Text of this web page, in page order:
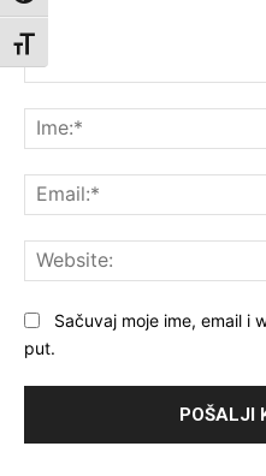
Toggle Font size
Sačuvaj moje ime, email i
put.